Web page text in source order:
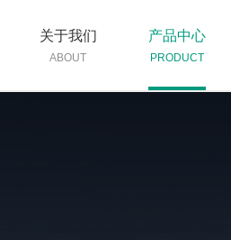
关于我们
ABOUT
产品中心
PRODUCT